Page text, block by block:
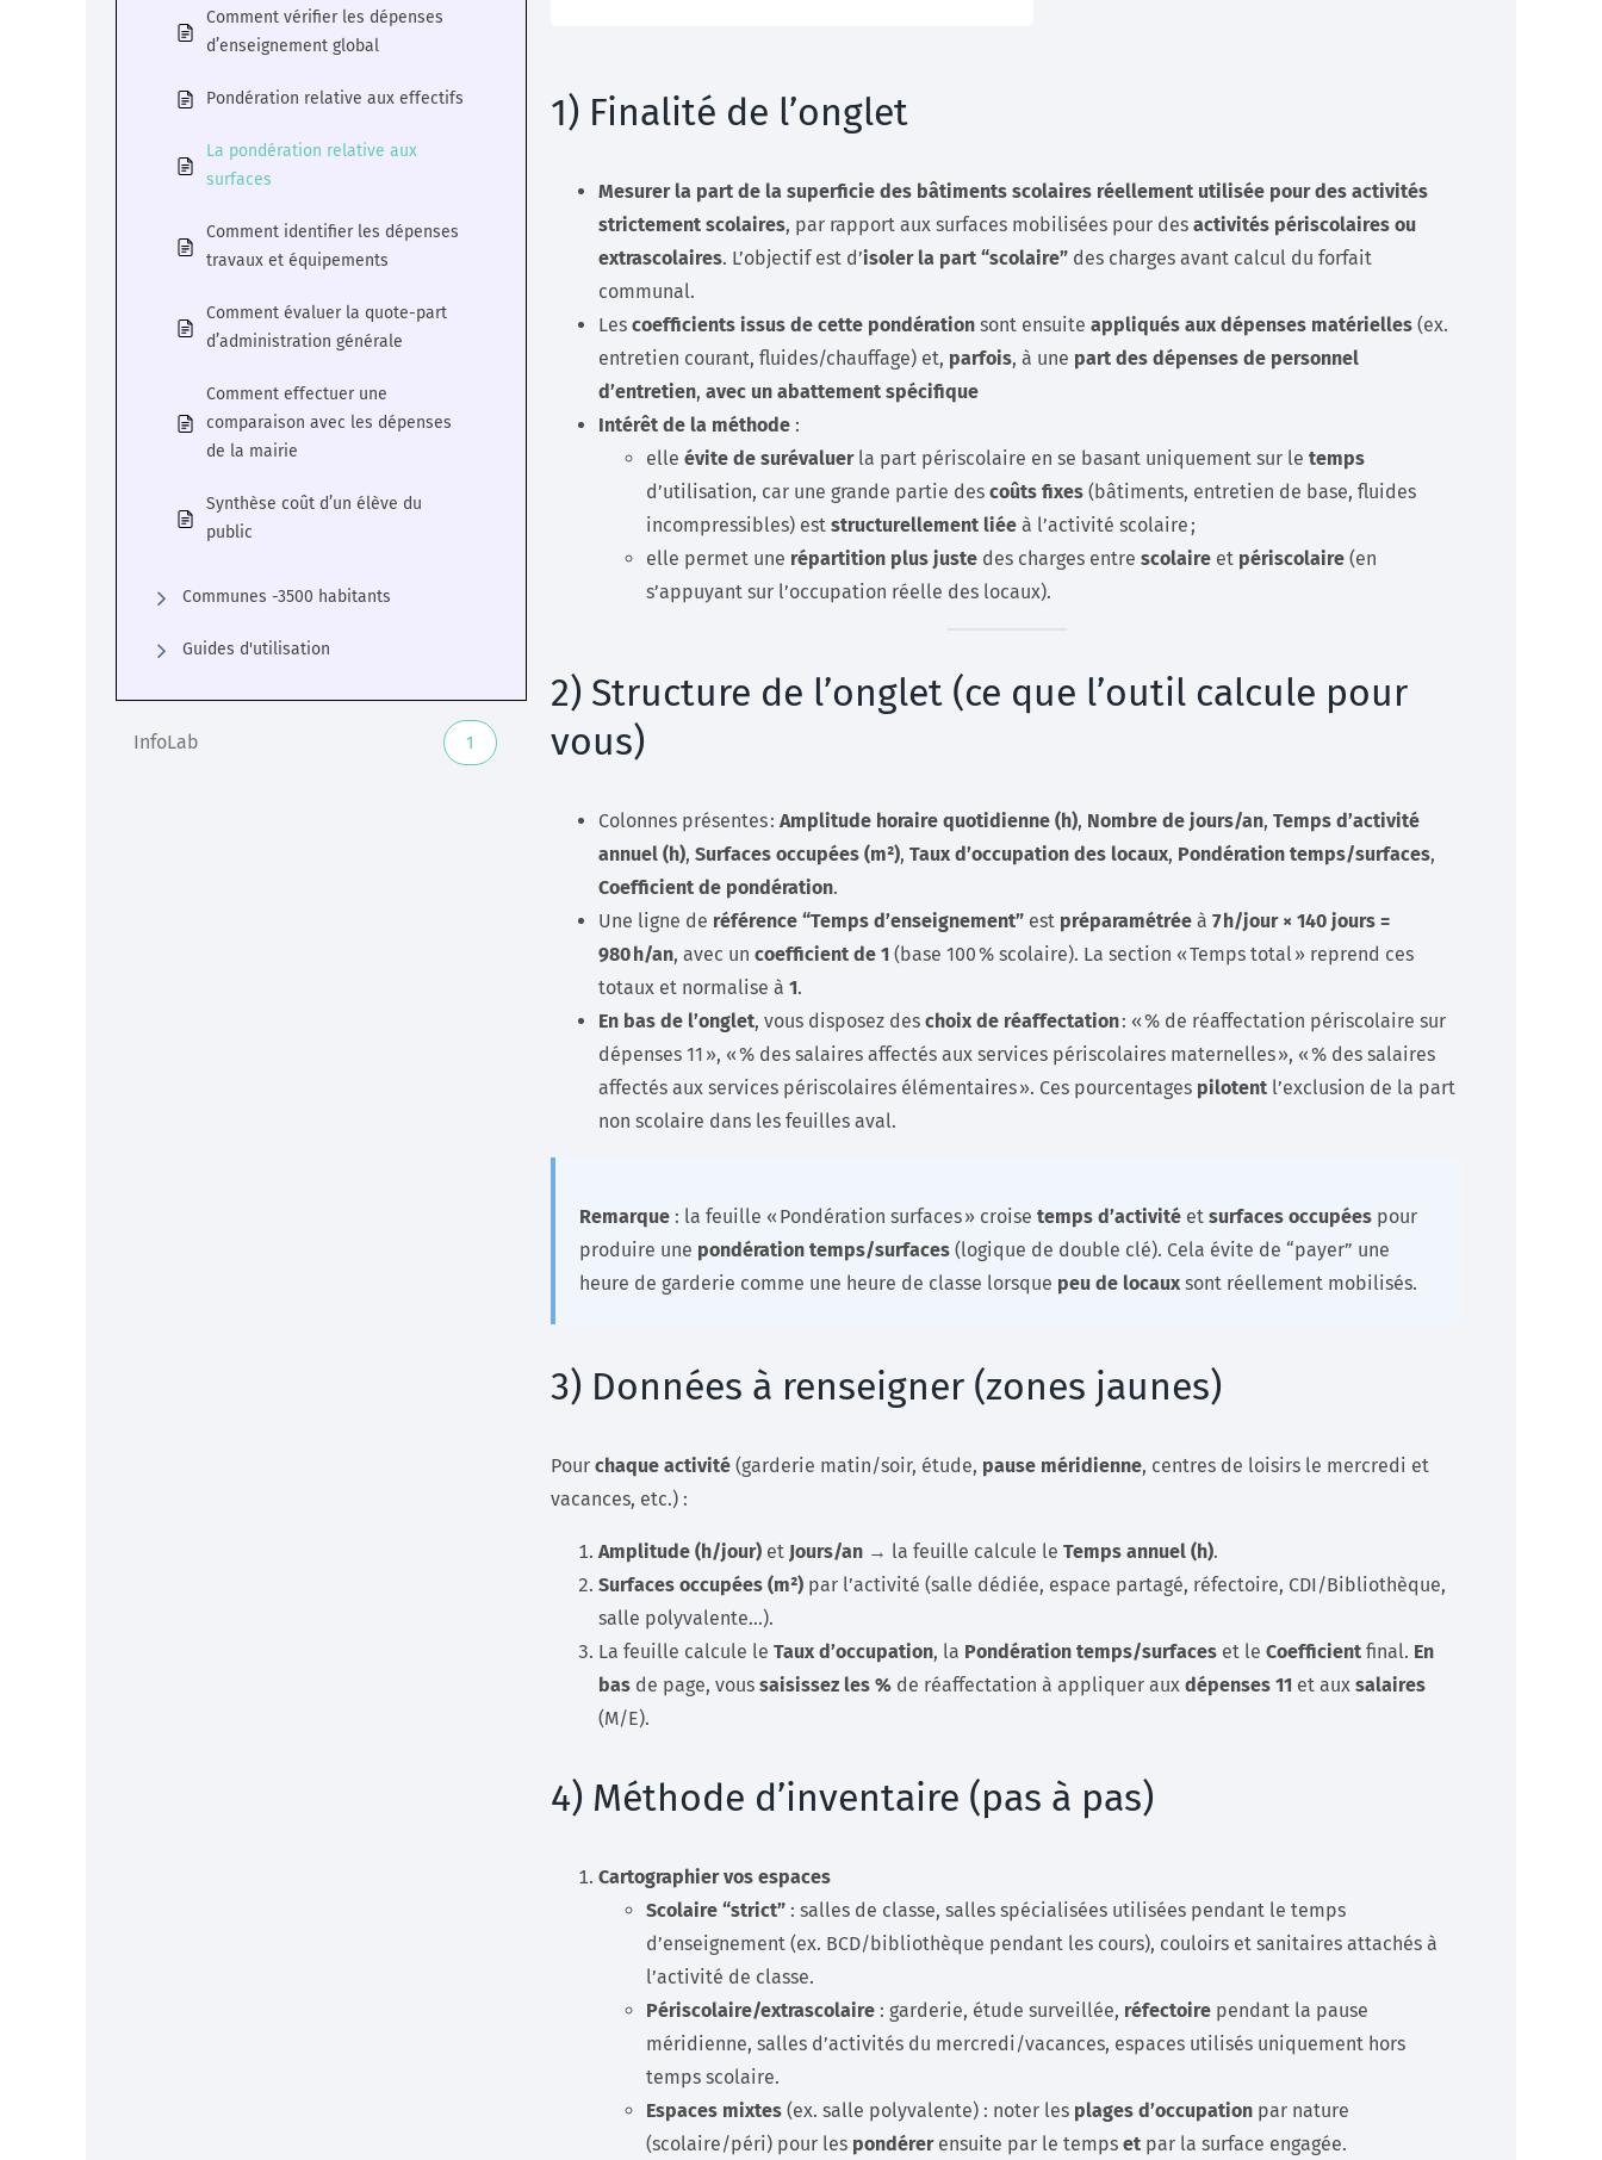
Comment vérifier les dépenses
d’enseignement global
Pondération relative aux effectifs
La pondération relative aux
surfaces
Comment identifier les dépenses
travaux et équipements
Comment évaluer la quote-part
d’administration générale
Comment effectuer une
comparaison avec les dépenses
de la mairie
Synthèse coût d’un élève du
public
Communes -3500 habitants
Guides d'utilisation
InfoLab 1
1) Finalité de l’onglet
Mesurer la part de la superficie des bâtiments scolaires réellement utilisée pour des activités
strictement scolaires, par rapport aux surfaces mobilisées pour des activités périscolaires ou
extrascolaires. L’objectif est d’isoler la part “scolaire” des charges avant calcul du forfait
communal.
Les coefficients issus de cette pondération sont ensuite appliqués aux dépenses matérielles (ex.
entretien courant, fluides/chauffage) et, parfois, à une part des dépenses de personnel
d’entretien, avec un abattement spécifique
Intérêt de la méthode :
elle évite de surévaluerla part périscolaire en se basant uniquement sur le temps
d’utilisation, car une grande partie des coûts fixes (bâtiments, entretien de base, fluides
incompressibles) est structurellement liée à l’activité scolaire ;
elle permet une répartition plus juste des charges entre scolaire et périscolaire (en
s’appuyant sur l’occupation réelle des locaux).
2) Structure de l’onglet (ce que l’outil calcule pour
vous)
Colonnes présentes : Amplitude horaire quotidienne (h), Nombre de jours/an, Temps d’activité
annuel (h), Surfaces occupées (m²), Taux d’occupation des locaux, Pondération temps/surfaces,
Coefficient de pondération.
Une ligne de référence “Temps d’enseignement” est préparamétrée à 7 h/jour × 140 jours =
980 h/an, avec un coefficient de 1 (base 100 % scolaire). La section « Temps total » reprend ces
totaux et normalise à 1.
En bas de l’onglet, vous disposez des choix de réaffectation: « % de réaffectation périscolaire sur
dépenses 11 », « % des salaires affectés aux services périscolaires maternelles », « % des salaires
affectés aux services périscolaires élémentaires ». Ces pourcentages pilotent l’exclusion de la part
non scolaire dans les feuilles aval.
Remarque : la feuille « Pondération surfaces » croise temps d’activité et surfaces occupées pour
produire une pondération temps/surfaces (logique de double clé). Cela évite de “payer” une
heure de garderie comme une heure de classe lorsque peu de locaux sont réellement mobilisés.
3) Données à renseigner (zones jaunes)
Pour chaque activité (garderie matin/soir, étude, pause méridienne, centres de loisirs le mercredi et
vacances, etc.) :
Amplitude (h/jour) et Jours/an → la feuille calcule le Temps annuel (h).
Surfaces occupées (m²) par l’activité (salle dédiée, espace partagé, réfectoire, CDI/Bibliothèque,
salle polyvalente…).
La feuille calcule le Taux d’occupation, la Pondération temps/surfaces et le Coefficient final. En
bas de page, vous saisissez les % de réaffectation à appliquer aux dépenses 11 et aux salaires
(M/E).
4) Méthode d’inventaire (pas à pas)
Cartographier vos espaces
Scolaire “strict” : salles de classe, salles spécialisées utilisées pendant le temps
d’enseignement (ex. BCD/bibliothèque pendant les cours), couloirs et sanitaires attachés à
l’activité de classe.
Périscolaire/extrascolaire : garderie, étude surveillée, réfectoire pendant la pause
méridienne, salles d’activités du mercredi/vacances, espaces utilisés uniquement hors
temps scolaire.
Espaces mixtes (ex. salle polyvalente) : noter les plages d’occupation par nature
(scolaire/péri) pour les pondérerensuite par le temps et par la surface engagée.